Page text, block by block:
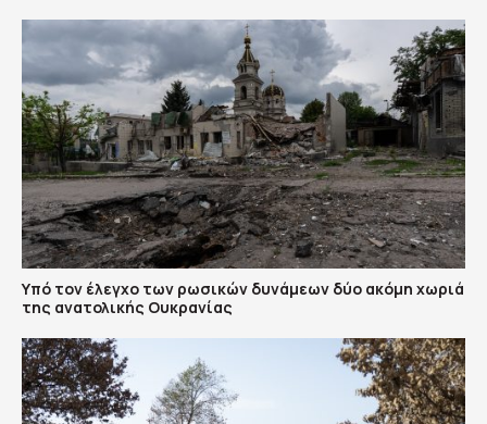
Υπό τον έλεγχο των ρωσικών δυνάμεων δύο ακόμη χωριά
της ανατολικής Ουκρανίας